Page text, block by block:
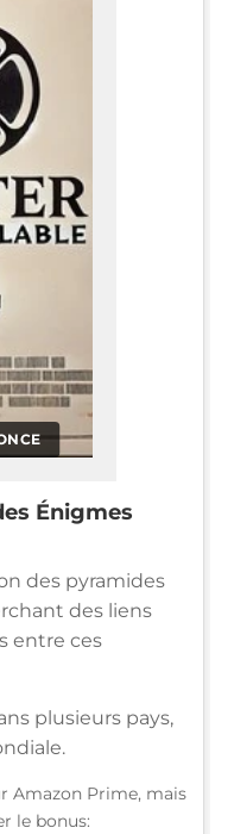
Énigmes
des pyramides
des liens
entre ces
plusieurs pays,
Amazon Prime, mais
le bonus: